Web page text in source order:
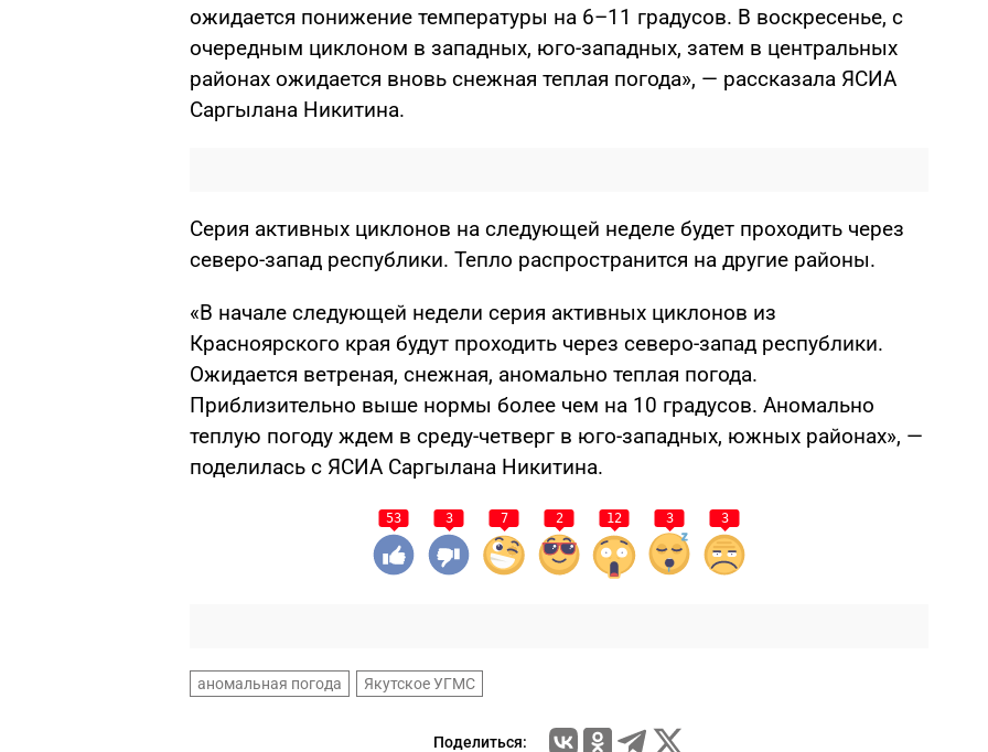
ожидается понижение температуры на 6–11 градусов. В воскресенье, с
очередным циклоном в западных, юго-западных, затем в центральных
районах ожидается вновь снежная теплая погода», — рассказала ЯСИА
Саргылана Никитина.
Серия активных циклонов на следующей неделе будет проходить через
северо-запад республики. Тепло распространится на другие районы.
«В начале следующей недели серия активных циклонов из
Красноярского края будут проходить через северо-запад республики.
Ожидается ветреная, снежная, аномально теплая погода.
Приблизительно выше нормы более чем на 10 градусов. Аномально
теплую погоду ждем в среду-четверг в юго-западных, южных районах», —
поделилась с ЯСИА Саргылана Никитина.
53 3 7 2 12 3 3
аномальная погода Якутское УГМС
Поделиться: